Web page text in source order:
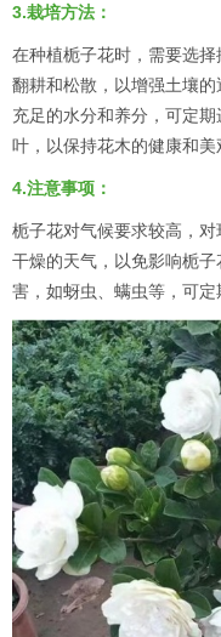
3.栽培方法：
在种植栀子花时，需要选
翻耕和松散，以增强土壤
充足的水分和养分，可定
叶，以保持花木的健康和美
4.注意事项：
栀子花对气候要求较高，
干燥的天气，以免影响栀
害，如蚜虫、螨虫等，可定